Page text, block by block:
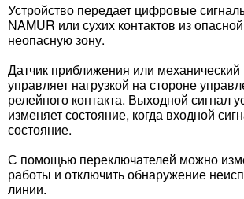
Устройство передает цифровые
NAMUR или сухих контактов из
неопасную зону.
Датчик приближения или механический
управляет нагрузкой на стороне
релейного контакта. Выходной сигнал
изменяет состояние, когда входной
состояние.
С помощью переключателей можно
работы и отключить обнаружение
линии.